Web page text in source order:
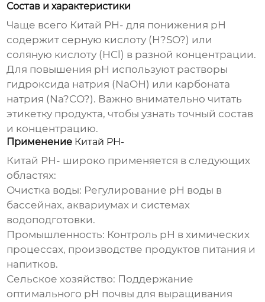
Состав и характеристики
Чаще всего Китай PH- для понижения pH
содержит серную кислоту (H?SO?) или
соляную кислоту (HCl) в разной концентрации.
Для повышения pH используют растворы
гидроксида натрия (NaOH) или карбоната
натрия (Na?CO?). Важно внимательно читать
этикетку продукта, чтобы узнать точный состав
и концентрацию.
Применение Китай PH-
Китай PH- широко применяется в следующих
областях:
Очистка воды: Регулирование pH воды в
бассейнах, аквариумах и системах
водоподготовки.
Промышленность: Контроль pH в химических
процессах, производстве продуктов питания и
напитков.
Сельское хозяйство: Поддержание
оптимального pH почвы для выращивания